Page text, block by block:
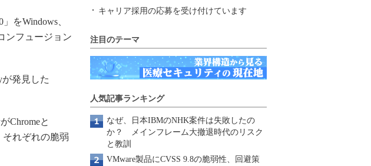
をWindows、
ンフュージョン
発見した
Chromeと
それぞれの脆弱
キャリア採用の応募を受け付けています
注目のテーマ
人気記事ランキング
なぜ、日本IBMのNHK案件は失敗したの
か？ メインフレーム大撤退時代のリスク
と教訓
VMware製品にCVSS 9.8の脆弱性、回避策